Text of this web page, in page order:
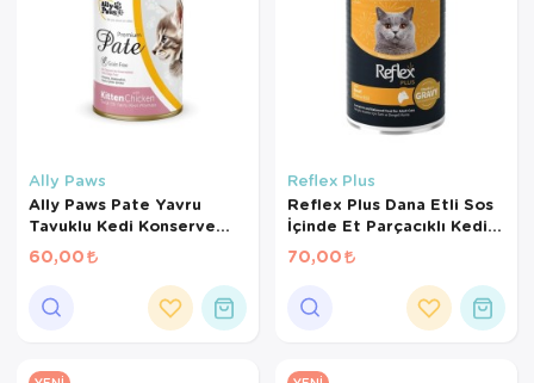
Ally Paws
Ally Paws Pate Yavru
Tavuklu Kedi Konserve
400Gr
60,00
Reflex Plus
Reflex Plus Dana Etli Sos
İçinde Et Parçacıklı Kedi
Konservesi 400 Gr
70,00